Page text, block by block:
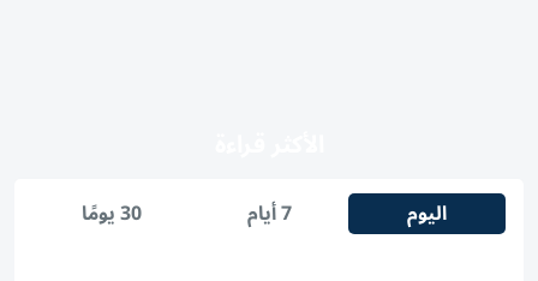
اليوم 7 أيام 30 يومًا